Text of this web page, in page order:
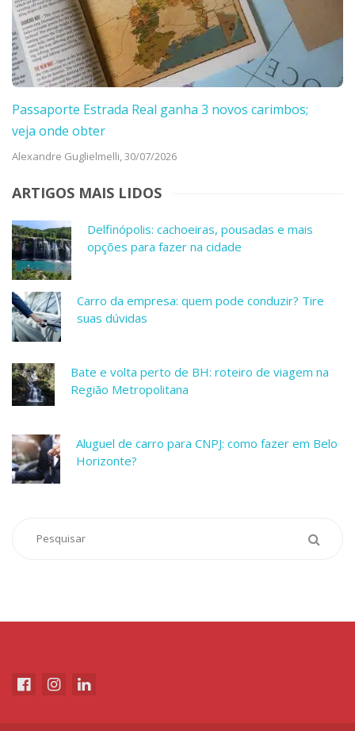
Passaporte Estrada Real ganha 3 novos carimbos;
veja onde obter
Alexandre Guglielmelli,30/07/2026
ARTIGOS MAIS LIDOS
Delfinópolis: cachoeiras, pousadas e mais
opções para fazer na cidade
Carro da empresa: quem pode conduzir? Tire
suas dúvidas
Bate e volta perto de BH: roteiro de viagem na
Região Metropolitana
Aluguel de carro para CNPJ: como fazer em Belo
Horizonte?